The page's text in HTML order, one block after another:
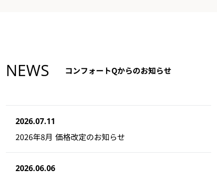
NEWS コンフォートQからのお知らせ
2026.07.11
2026年8月 価格改定のお知らせ
2026.06.06